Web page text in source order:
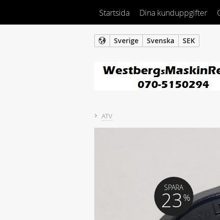
Sverige Svenska SEK
Startsida Dina kunduppgifter
ATV
SPARA
23 %